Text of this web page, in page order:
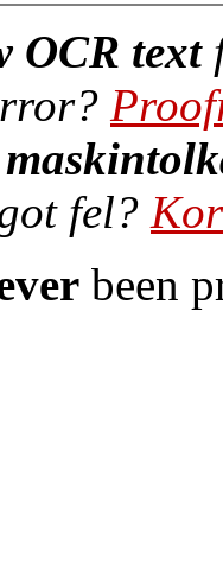
OCR text
fel?
been